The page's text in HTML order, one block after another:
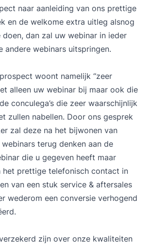
naar aanleiding van ons prettige
en de welkome extra uitleg alsnog
dan zal uw webinar in ieder
andere webinars uitspringen.
woont namelijk “zeer
alleen uw webinar bij maar ook die
conculega’s die zeer waarschijnlijk
zullen nabellen. Door ons gesprek
zal deze na het bijwonen van
terug denken aan de
die u gegeven heeft maar
het prettige telefonisch contact in
van een stuk service & aftersales
wederom een conversie verhogend
zijn over onze kwaliteiten